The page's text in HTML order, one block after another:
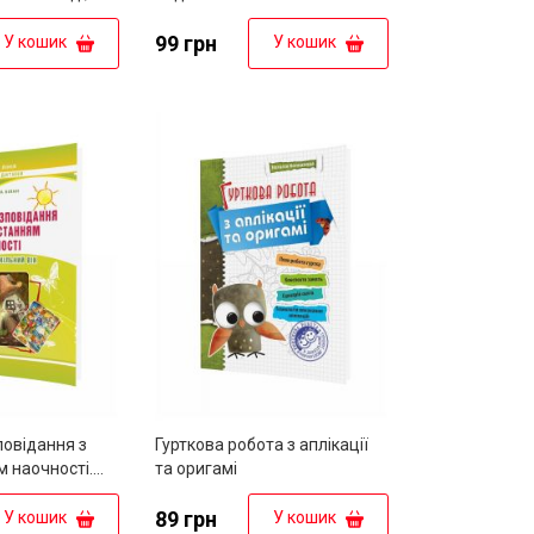
У кошик 99 грн У кошик
з
вік :
У кошик
Гурткова робота з аплікації
та оригамі
89 грн У кошик